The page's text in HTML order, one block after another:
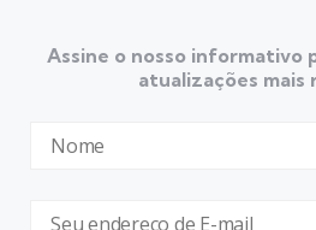
Assine o nosso informativo
atualizações mais